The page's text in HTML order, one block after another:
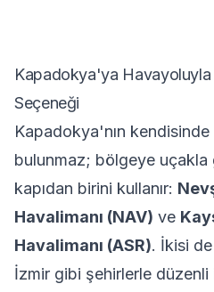
Kapadokya'ya Havayoluyla
Seçeneği
Kapadokya'nın kendisinde
bulunmaz; bölgeye uçakla
kapıdan birini kullanır:
Havalimanı (NAV) ve
Havalimanı (ASR). İkisi
İzmir gibi şehirlerle düzenli